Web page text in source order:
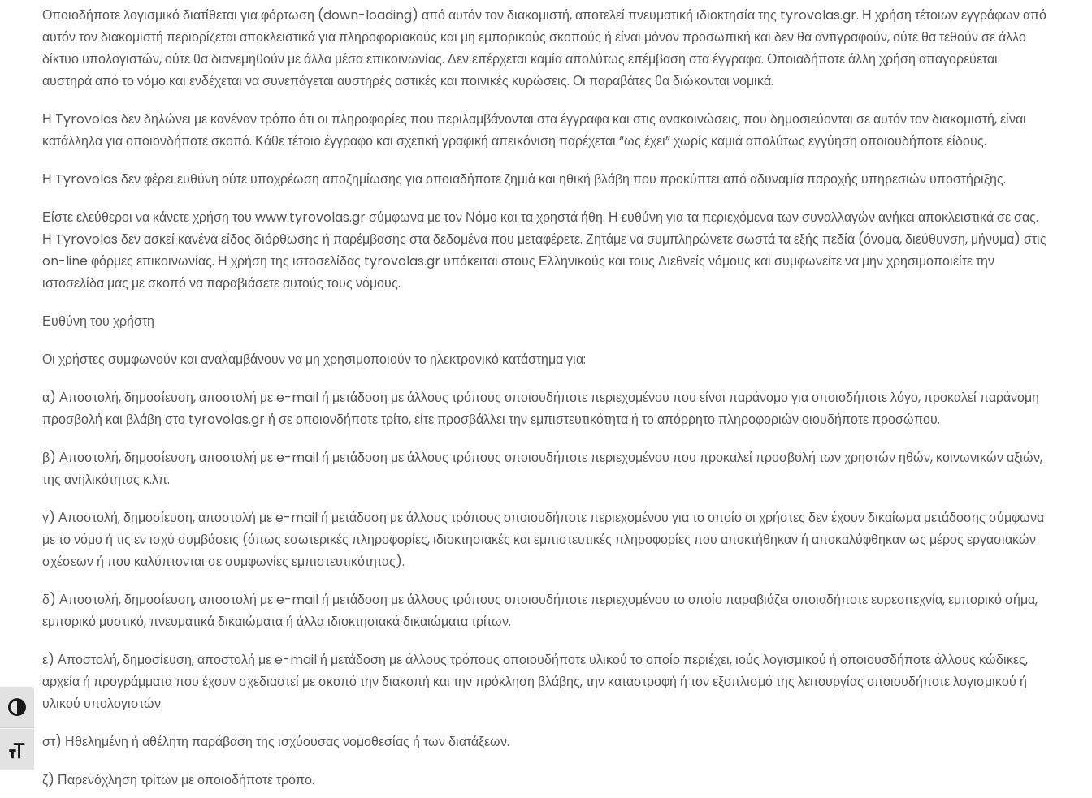
Εναλλαγή Υψηλής Αντίθεσης
Εναλλαγή Μεγέθους Γραμμάτων
Οποιοδήποτε λογισμικό διατίθεται για φόρτωση (down-loading) από αυτόν τον διακομιστή, αποτελεί πνευματική ιδιοκτησία της tyrovolas.gr. Η χρήση τέτοιων εγγράφων από
αυτόν τον διακομιστή περιορίζεται αποκλειστικά για πληροφοριακούς και μη εμπορικούς σκοπούς ή είναι μόνον προσωπική και δεν θα αντιγραφούν, ούτε θα τεθούν σε άλλο
δίκτυο υπολογιστών, ούτε θα διανεμηθούν με άλλα μέσα επικοινωνίας. Δεν επέρχεται καμία απολύτως επέμβαση στα έγγραφα. Οποιαδήποτε άλλη χρήση απαγορεύεται
αυστηρά από το νόμο και ενδέχεται να συνεπάγεται αυστηρές αστικές και ποινικές κυρώσεις. Οι παραβάτες θα διώκονται νομικά.
Η Tyrovolas δεν δηλώνει με κανέναν τρόπο ότι οι πληροφορίες που περιλαμβάνονται στα έγγραφα και στις ανακοινώσεις, που δημοσιεύονται σε αυτόν τον διακομιστή, είναι
κατάλληλα για οποιονδήποτε σκοπό. Κάθε τέτοιο έγγραφο και σχετική γραφική απεικόνιση παρέχεται “ως έχει” χωρίς καμιά απολύτως εγγύηση οποιουδήποτε είδους.
Η Tyrovolas δεν φέρει ευθύνη ούτε υποχρέωση αποζημίωσης για οποιαδήποτε ζημιά και ηθική βλάβη που προκύπτει από αδυναμία παροχής υπηρεσιών υποστήριξης.
Είστε ελεύθεροι να κάνετε χρήση του www.tyrovolas.gr σύμφωνα με τον Νόμο και τα χρηστά ήθη. Η ευθύνη για τα περιεχόμενα των συναλλαγών ανήκει αποκλειστικά σε σας.
Η Tyrovolas δεν ασκεί κανένα είδος διόρθωσης ή παρέμβασης στα δεδομένα που μεταφέρετε. Ζητάμε να συμπληρώνετε σωστά τα εξής πεδία (όνομα, διεύθυνση, μήνυμα) στις
on-line φόρμες επικοινωνίας. Η χρήση της ιστοσελίδας tyrovolas.gr υπόκειται στους Ελληνικούς και τους Διεθνείς νόμους και συμφωνείτε να μην χρησιμοποιείτε την
ιστοσελίδα μας με σκοπό να παραβιάσετε αυτούς τους νόμους.
Ευθύνη του χρήστη
Οι χρήστες συμφωνούν και αναλαμβάνουν να μη χρησιμοποιούν το ηλεκτρονικό κατάστημα για:
α) Αποστολή, δημοσίευση, αποστολή με e-mail ή μετάδοση με άλλους τρόπους οποιουδήποτε περιεχομένου που είναι παράνομο για οποιοδήποτε λόγο, προκαλεί παράνομη
προσβολή και βλάβη στο tyrovolas.gr ή σε οποιονδήποτε τρίτο, είτε προσβάλλει την εμπιστευτικότητα ή το απόρρητο πληροφοριών οιουδήποτε προσώπου.
β) Αποστολή, δημοσίευση, αποστολή με e-mail ή μετάδοση με άλλους τρόπους οποιουδήποτε περιεχομένου που προκαλεί προσβολή των χρηστών ηθών, κοινωνικών αξιών,
της ανηλικότητας κ.λπ.
γ) Αποστολή, δημοσίευση, αποστολή με e-mail ή μετάδοση με άλλους τρόπους οποιουδήποτε περιεχομένου για το οποίο οι χρήστες δεν έχουν δικαίωμα μετάδοσης σύμφωνα
με το νόμο ή τις εν ισχύ συμβάσεις (όπως εσωτερικές πληροφορίες, ιδιοκτησιακές και εμπιστευτικές πληροφορίες που αποκτήθηκαν ή αποκαλύφθηκαν ως μέρος εργασιακών
σχέσεων ή που καλύπτονται σε συμφωνίες εμπιστευτικότητας).
δ) Αποστολή, δημοσίευση, αποστολή με e-mail ή μετάδοση με άλλους τρόπους οποιουδήποτε περιεχομένου το οποίο παραβιάζει οποιαδήποτε ευρεσιτεχνία, εμπορικό σήμα,
εμπορικό μυστικό, πνευματικά δικαιώματα ή άλλα ιδιοκτησιακά δικαιώματα τρίτων.
ε) Αποστολή, δημοσίευση, αποστολή με e-mail ή μετάδοση με άλλους τρόπους οποιουδήποτε υλικού το οποίο περιέχει, ιούς λογισμικού ή οποιουσδήποτε άλλους κώδικες,
αρχεία ή προγράμματα που έχουν σχεδιαστεί με σκοπό την διακοπή και την πρόκληση βλάβης, την καταστροφή ή τον εξοπλισμό της λειτουργίας οποιουδήποτε λογισμικού ή
υλικού υπολογιστών.
στ) Ηθελημένη ή αθέλητη παράβαση της ισχύουσας νομοθεσίας ή των διατάξεων.
ζ) Παρενόχληση τρίτων με οποιοδήποτε τρόπο.